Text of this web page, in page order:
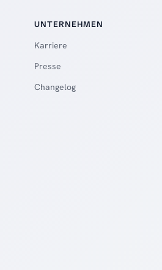
UNTERNEHMEN
Karriere
Presse
Changelog